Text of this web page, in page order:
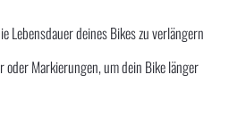
Lebensdauer deines Bikes zu verlängern
Markierungen, um dein Bike länger